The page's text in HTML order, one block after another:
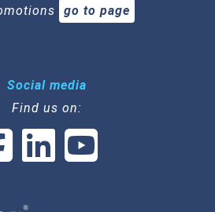
go to page
Social media
Find us on: